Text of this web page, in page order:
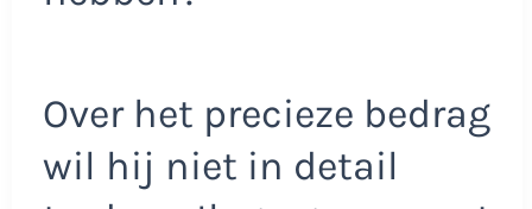
Over het precieze bedrag
wil hij niet in detail